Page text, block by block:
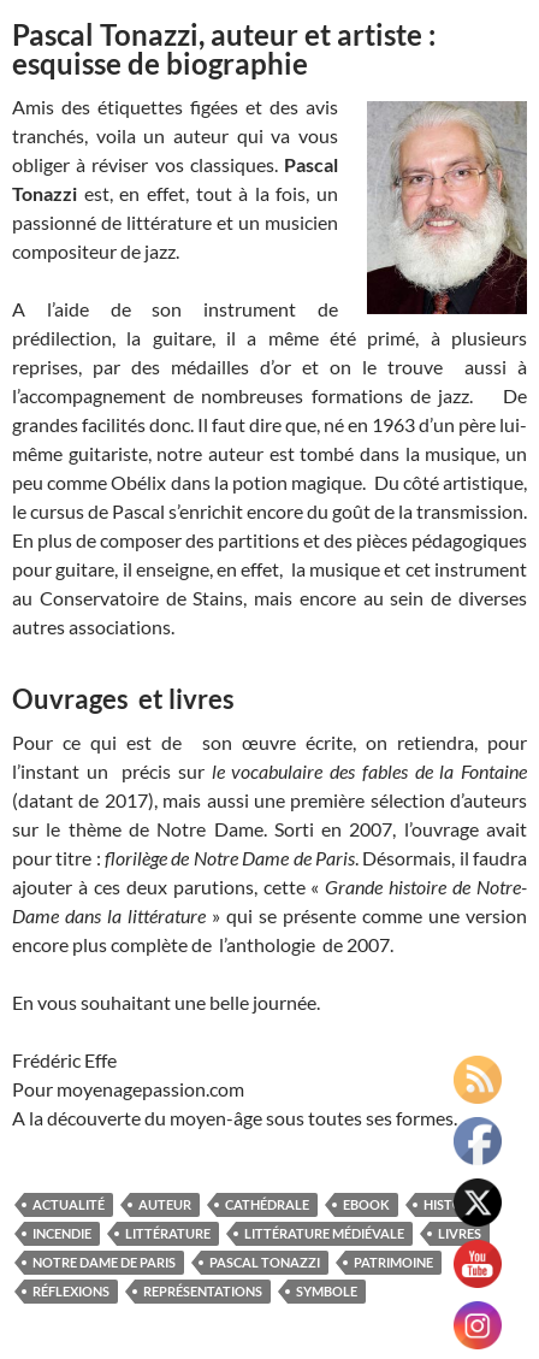
Pascal Tonazzi, auteur et artiste :
esquisse de biographie
Amis des étiquettes figées et des avis
tranchés, voila un auteur qui va vous
obliger à réviser vos classiques. Pascal
Tonazzi est, en effet, tout à la fois, un
passionné de littérature et un musicien
compositeur de jazz.
A l’aide de son instrument de
prédilection, la guitare, il a même été primé, à plusieurs
reprises, par des médailles d’or et on le trouve aussi à
l’accompagnement de nombreuses formations de jazz. De
grandes facilités donc. Il faut dire que, né en 1963 d’un père lui-
même guitariste, notre auteur est tombé dans la musique, un
peu comme Obélix dans la potion magique. Du côté artistique,
le cursus de Pascal s’enrichit encore du goût de la transmission.
En plus de composer des partitions et des pièces pédagogiques
pour guitare, il enseigne, en effet, la musique et cet instrument
au Conservatoire de Stains, mais encore au sein de diverses
autres associations.
Ouvrages et livres
Pour ce qui est de son œuvre écrite, on retiendra, pour
l’instant un précis sur le vocabulaire des fables de la Fontaine
(datant de 2017), mais aussi une première sélection d’auteurs
sur le thème de Notre Dame. Sorti en 2007, l’ouvrage avait
pour titre :florilège de Notre Dame de Paris. Désormais, il faudra
ajouter à ces deux parutions, cette «Grande histoire de Notre-
Dame dans la littérature » qui se présente comme une version
encore plus complète de l’anthologie de 2007.
En vous souhaitant une belle journée.
Frédéric Effe
Pour moyenagepassion.com
A la découverte du moyen-âge sous toutes ses formes.
ACTUALITÉ AUTEUR CATHÉDRALE EBOOK
HISTOIRE
INCENDIE
LITTÉRATURE LITTÉRATURE MÉDIÉVALE
LIVRES
NOTRE DAME DE PARIS
PASCAL TONAZZI
PATRIMOINE
RÉFLEXIONS
REPRÉSENTATIONS SYMBOLE